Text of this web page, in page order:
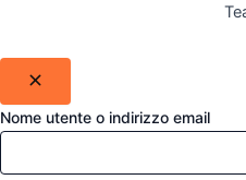
Nome utente o indirizzo email